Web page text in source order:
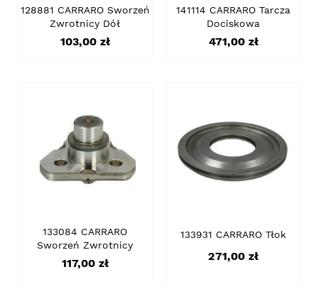
128881 CARRARO Sworzeń
Zwrotnicy Dół
Cena
103,00 zł
141114 CARRARO Tarcza
Dociskowa
Cena
471,00 zł
133084 CARRARO
Sworzeń Zwrotnicy
Cena
117,00 zł
133931 CARRARO Tłok
Cena
271,00 zł